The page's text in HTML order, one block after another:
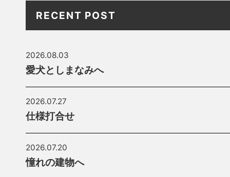
RECENT POST
2026.08.03
愛犬としまなみへ
2026.07.27
仕様打合せ
2026.07.20
憧れの建物へ